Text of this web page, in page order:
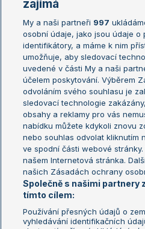
Žebříček ATP (muži)
Žebříček WTA (ženy)
Sázkařský žebříček
US
Aktualní trendy
Fotbalové přestupy
Livesport Daily
LS Prague Open
zajímá
My a naši partneři 997
osobní údaje, jako jsou údaje o
identifikátory, a máme k nim
umožňuje, aby sledovací
uvedené v části My a naši
účelem poskytování. Výběrem
odvoláním svého souhlasu je
sledovací technologie
obsahy a reklamy pro vás
nabídku můžete kdykoli znovu
nebo souhlas odvolat kliknutím
ve spodní části webové
našem Internetová stránka.
našich Zásadách ochrany
Společně s našimi partnery
tímto cílem:
Používání přesných údajů o
vyhledávání identifikačních